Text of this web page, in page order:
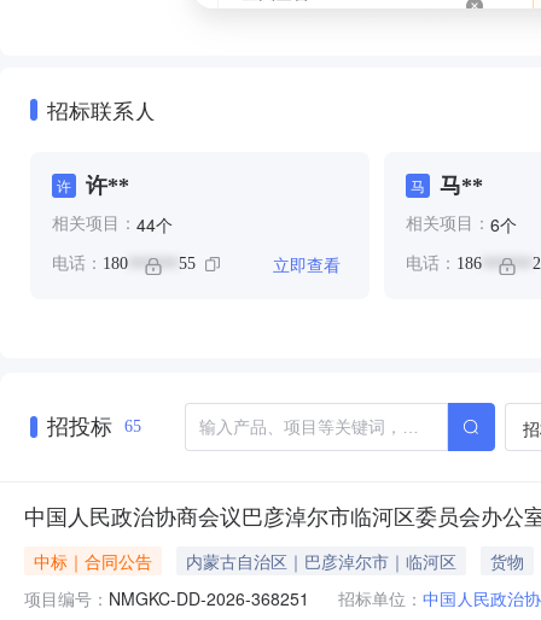
招标联系人
许 许**
相关项目： 44个
电话： 180 ****** 55 立即查看
马 马**
相关项目： 6个
电话： 186******
招投标 65
中国人民政治协商会议巴彦淖尔市临河区委员会办公
中标｜合同公告 内蒙古自治区｜巴彦淖尔市｜临河区
货物
项目编号： NMGKC-DD-2026-368251 招标单位： 中国人民政治